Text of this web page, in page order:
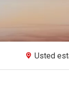
Usted